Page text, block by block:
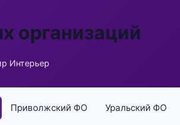
организаций
Интерьер
Приволжский ФО Уральский ФО